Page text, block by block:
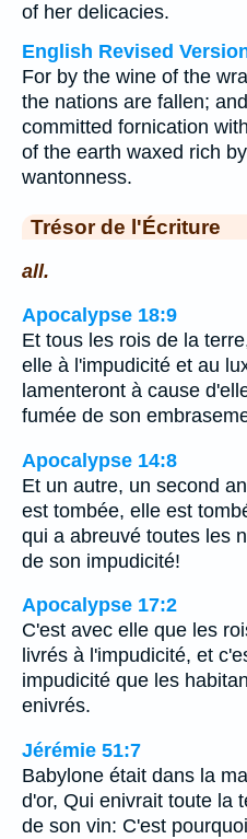
of her delicacies.
English Revised
For by the wine of the
the nations are fallen;
committed fornication
of the earth waxed rich
wantonness.
Trésor de l'Écriture
all.
Apocalypse 18:9
Et tous les rois de la
elle à l'impudicité et au
lamenteront à cause
fumée de son
Apocalypse 14:8
Et un autre, un second
est tombée, elle est
qui a abreuvé toutes les
de son impudicité!
Apocalypse 17:2
C'est avec elle que les
livrés à l'impudicité, et
impudicité que les
enivrés.
Jérémie 51:7
Babylone était dans la
d'or, Qui enivrait toute la
de son vin: C'est